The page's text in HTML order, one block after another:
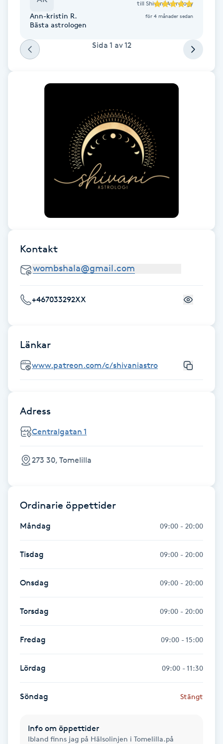
Fotvård
Fransar
Fransförlängning
Fransförlängning Megavolym
Fransk manikyr
Frekvensterapi
Friskvårdsmassage
Frisör
Färgning
Föning
Gelenaglar
Gellack
Gellack med förstärkning
Gravidmassage
Gravidyoga
Gruppträning
Gua Sha-massage
Hatha Yoga
till Shivani Astrology
Ann-kristin R. för 4 månader sedan
Bästa astrologen
Sida 1 av12
Kontakt
+467033292XX
Länkar
www.patreon.com/c/shivaniastro
Adress
Centralgatan 1
273 30, Tomelilla
Ordinarie öppettider
Måndag 09:00 - 20:00
Tisdag 09:00 - 20:00
Onsdag 09:00 - 20:00
Torsdag 09:00 - 20:00
Fredag 09:00 - 15:00
Lördag 09:00 - 11:30
Söndag Stängt
Info om öppettider
Ibland finns jag på Hälsolinjen i Tomelilla.på